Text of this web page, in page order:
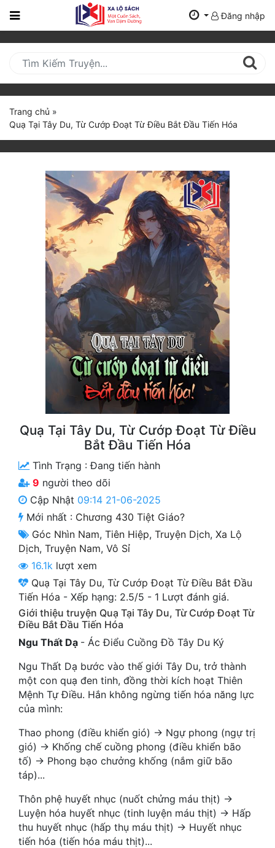
Trang
Mới
Cập
Nhật
(current)
Truyện Mới Ra
Hoàn Thành
Truyện Convert
Truyện ngắn
Xa Lộ Dịch
Cung Đấu
Cổ Tiên Hiệp
Du Hí
Dã Sử
Gia Đấu
Góc Nhìn Nam
Góc Nhìn Nữ
Huyền Huyễn
Huyền Nghi
Huyền Ảo
Hài Hước
Đăng nhập
Trang chủ »
Quạ Tại Tây Du, Từ Cướp Đoạt Từ Điều Bắt Đầu Tiến Hóa
Quạ Tại Tây Du, Từ Cướp Đoạt Từ Điều
Bắt Đầu Tiến Hóa
Tình Trạng :Đang tiến hành
9 người theo dõi
Cập Nhật 09:14 21-06-2025
Mới nhất : Chương 430 Tiệt Giáo?
Góc Nhìn Nam, Tiên Hiệp, Truyện Dịch, Xa Lộ
Dịch, Truyện Nam, Vô Sỉ
16.1k lượt xem
Quạ Tại Tây Du, Từ Cướp Đoạt Từ Điều Bắt Đầu
Tiến Hóa - Xếp hạng: 2.5/5 - 1 Lượt đánh giá.
Giới thiệu truyện Quạ Tại Tây Du, Từ Cướp Đoạt Từ
Điều Bắt Đầu Tiến Hóa
Ngu Thất Dạ - Ác Điểu Cuồng Đồ Tây Du Ký
Ngu Thất Dạ bước vào thế giới Tây Du, trở thành
một con quạ đen tinh, đồng thời kích hoạt Thiên
Mệnh Tự Điều. Hắn không ngừng tiến hóa năng lực
của mình:
Thao phong (điều khiển gió) → Ngự phong (ngự trị
gió) → Khống chế cuồng phong (điều khiển bão
tố) → Phong bạo chưởng khống (nắm giữ bão
táp)...
Thôn phệ huyết nhục (nuốt chửng máu thịt) →
Luyện hóa huyết nhục (tinh luyện máu thịt) → Hấp
thu huyết nhục (hấp thụ máu thịt) → Huyết nhục
tiến hóa (tiến hóa máu thịt)...